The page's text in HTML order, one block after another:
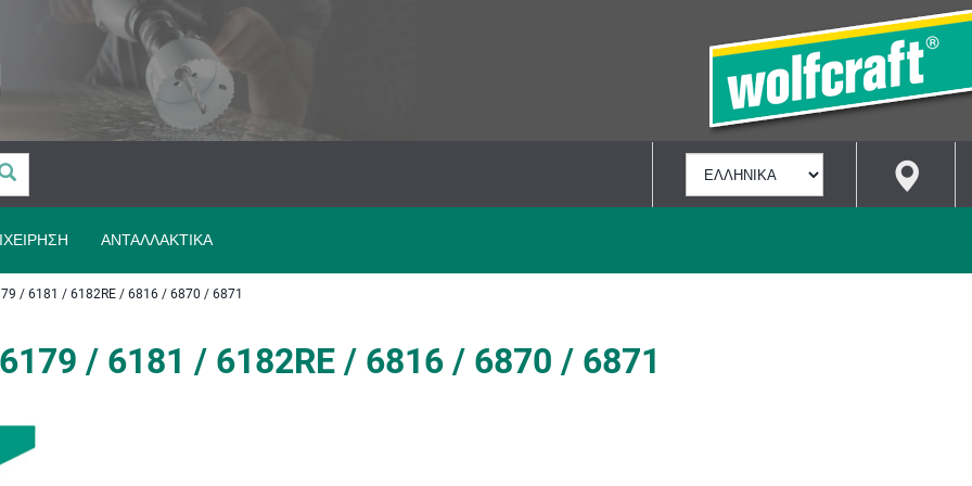
ΓΛΏΣΣΑΣ
ΑΝΤΑΛΛΑΚΤΙΚΆ
6181 / 6182RE / 6816 / 6870 / 6871
/ 6181 / 6182RE / 6816 / 6870 / 6871